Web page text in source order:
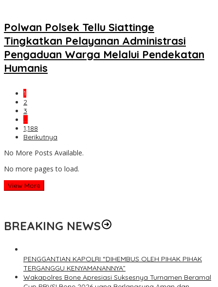
Polwan Polsek Tellu Siattinge
Tingkatkan Pelayanan Administrasi
Pengaduan Warga Melalui Pendekatan
Humanis
1
2
3
…
1,188
Berikutnya
No More Posts Available.
No more pages to load.
View More
BREAKING NEWS
PENGGANTIAN KAPOLRI “DIHEMBUS OLEH PIHAK PIHAK
TERGANGGU KENYAMANANNYA”
Wakapolres Bone Apresiasi Suksesnya Turnamen Beramal